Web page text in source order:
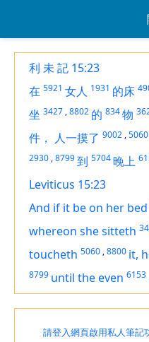
利 未 記 15:23
在 5921 女人 1931 的床
坐 3427 ,8802 的 834物
件， 人一摸了 9002 ,5060
2930 ,8799到 5704晚上
Leviticus 15:23
And if it beon her bed
whereon she sitteth
toucheth 5060 ,8800 it,
8799 until the even 6153
請登入網頁啟用私人筆記